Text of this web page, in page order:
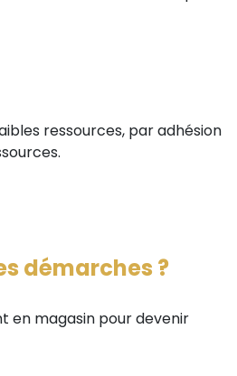
ressources, par adhésion
démarches ?
en magasin pour devenir